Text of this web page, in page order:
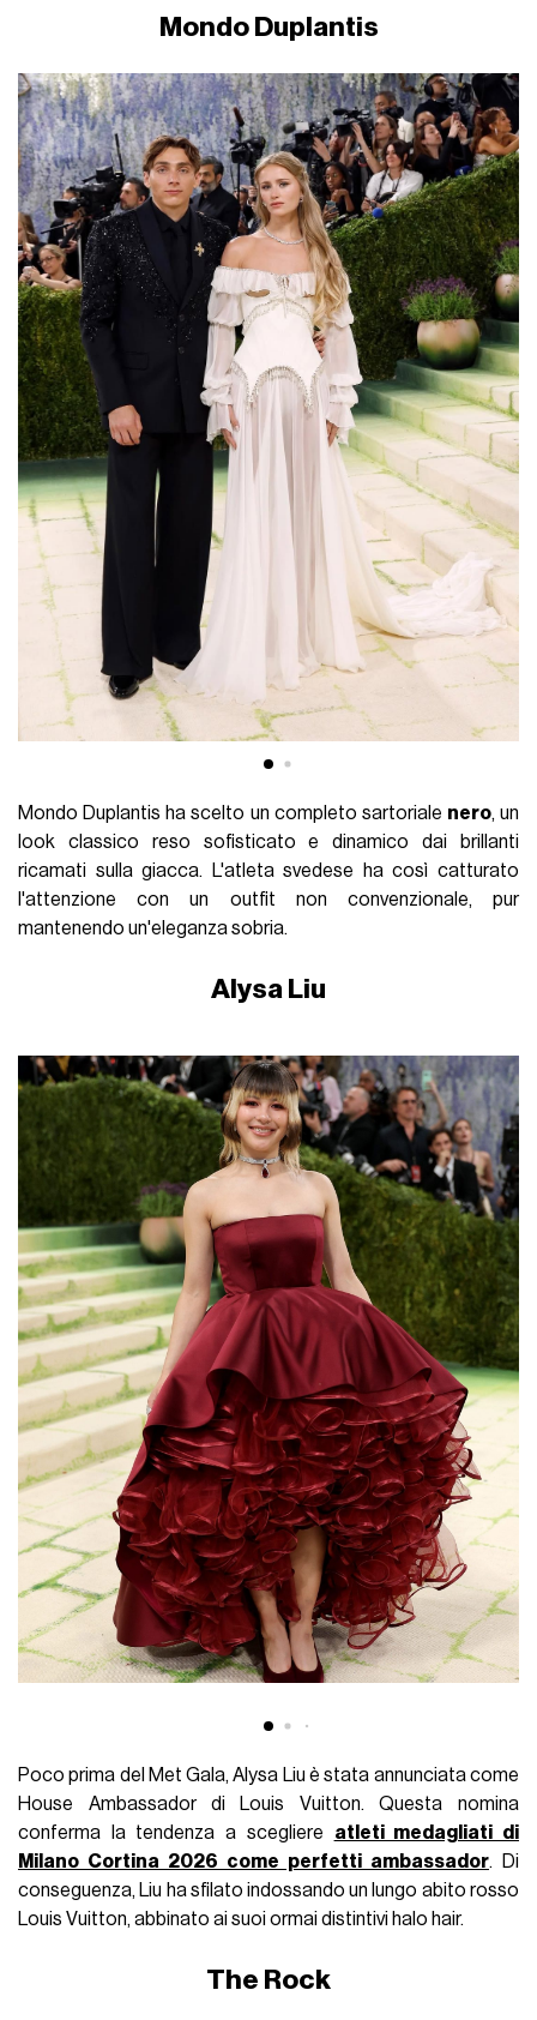
Mondo Duplantis
Mondo Duplantis ha scelto un completo sartoriale nero, un
look classico reso sofisticato e dinamico dai brillanti
ricamati sulla giacca. L'atleta svedese ha così catturato
l'attenzione con un outfit non convenzionale, pur
mantenendo un'eleganza sobria.
Alysa Liu
Poco prima del Met Gala, Alysa Liu è stata annunciata come
House Ambassador di Louis Vuitton. Questa nomina
conferma la tendenza a scegliere atleti medagliati di
Milano Cortina 2026 come perfetti ambassador. Di
conseguenza, Liu ha sfilato indossando un lungo abito rosso
Louis Vuitton, abbinato ai suoi ormai distintivi halo hair.
The Rock